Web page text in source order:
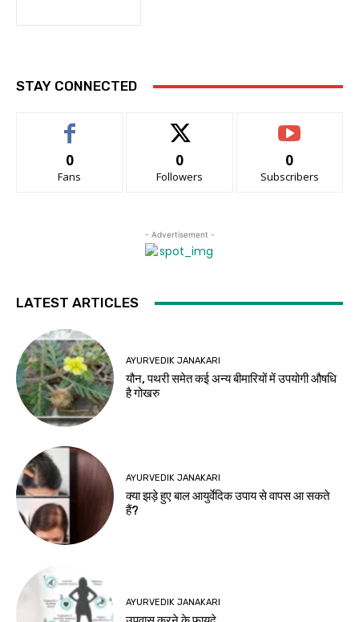
STAY CONNECTED
0
Fans
0
Followers
0
Subscribers
- Advertisement -
LATEST ARTICLES
AYURVEDIK JANAKARI
यौन, पथरी समेत कई अन्य बीमारियों में उपयोगी औषधि
है गोखरु
AYURVEDIK JANAKARI
क्या झड़े हुए बाल आयुर्वेदिक उपाय से वापस आ सकते
हैं?
AYURVEDIK JANAKARI